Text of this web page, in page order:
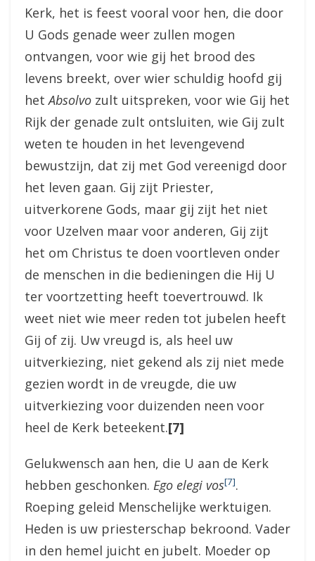
Kerk, het is feest vooral voor hen, die door
U Gods genade weer zullen mogen
ontvangen, voor wie gij het brood des
levens breekt, over wier schuldig hoofd gij
hetAbsolvo zult uitspreken, voor wie Gij het
Rijk der genade zult ontsluiten, wie Gij zult
weten te houden in het levengevend
bewustzijn, dat zij met God vereenigd door
het leven gaan. Gij zijt Priester,
uitverkorene Gods, maar gij zijt het niet
voor Uzelven maar voor anderen, Gij zijt
het om Christus te doen voortleven onder
de menschen in die bedieningen die Hij U
ter voortzetting heeft toevertrouwd. Ik
weet niet wie meer reden tot jubelen heeft
Gij of zij. Uw vreugd is, als heel uw
uitverkiezing, niet gekend als zij niet mede
gezien wordt in de vreugde, die uw
uitverkiezing voor duizenden neen voor
heel de Kerk beteekent.[7]
Gelukwensch aan hen, die U aan de Kerk
hebben geschonken. Ego elegi vos[7].
Roeping geleid Menschelijke werktuigen.
Heden is uw priesterschap bekroond. Vader
in den hemel juicht en jubelt. Moeder op